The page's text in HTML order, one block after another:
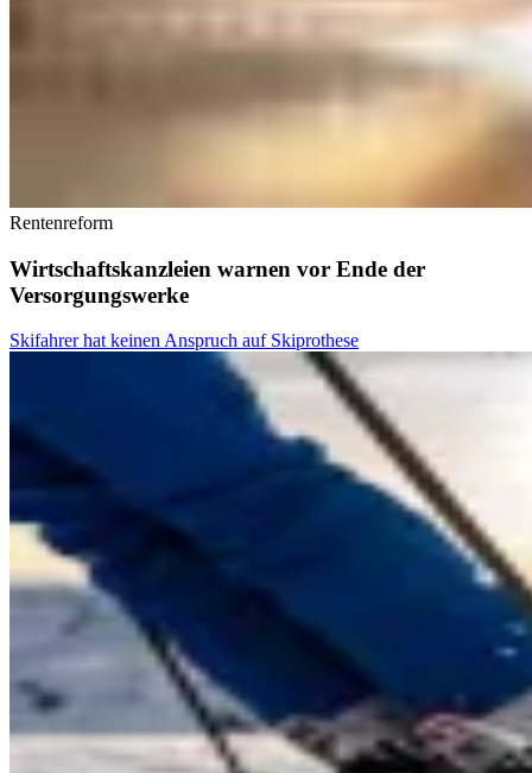
Rentenreform
Wirtschaftskanzleien warnen vor Ende der
Versorgungswerke
Skifahrer hat keinen Anspruch auf Skiprothese